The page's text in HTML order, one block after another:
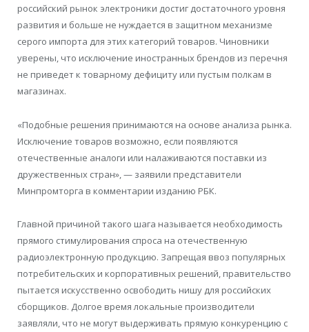
российский рынок электроники достиг достаточного уровня
развития и больше не нуждается в защитном механизме
серого импорта для этих категорий товаров. Чиновники
уверены, что исключение иностранных брендов из перечня
не приведет к товарному дефициту или пустым полкам в
магазинах.
«Подобные решения принимаются на основе анализа рынка.
Исключение товаров возможно, если появляются
отечественные аналоги или налаживаются поставки из
дружественных стран», — заявили представители
Минпромторга в комментарии изданию РБК.
Главной причиной такого шага называется необходимость
прямого стимулирования спроса на отечественную
радиоэлектронную продукцию. Запрещая ввоз популярных
потребительских и корпоративных решений, правительство
пытается искусственно освободить нишу для российских
сборщиков. Долгое время локальные производители
заявляли, что не могут выдерживать прямую конкуренцию с